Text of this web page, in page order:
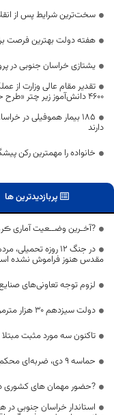
سخت‌ترین شرایط پس از
هفته دولت بهترین فرصت
یشتازی خراسان جنوبی در
تقدیر مقام عالی وزارت از
۴۶۰۰ دانش‌آموز زیر چتر «طرح حامی»
۱۸۵ بیمار هموفیلی
دارند
خانواده را مهمترین رکن
پربازدیدترین ها
?آخـرین وضــعیت آماری
در جنگ ۱۲ روزه
مقدس هنوز فراموش نشده
لزوم توجه تعاونی‌های
دولت سیزدهم ۳۰ هزار مترمربع پروژه بهداشتی را در خراسان جنوبی تکمیل کرد
تاکنون سه مورد مثبت
حماسه ۹ دی، ضربه‌ای محکم بر پیکر جریان فتنه ۸۸ بو
?حضور مهمان های کشوری
استاندار خراسان جنوبی